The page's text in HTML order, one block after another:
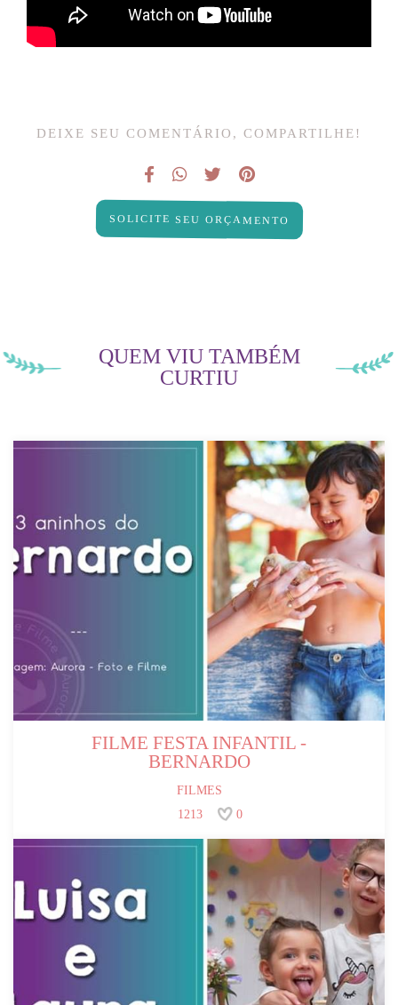
DEIXE SEU COMENTÁRIO, COMPARTILHE!
SOLICITE SEU ORÇAMENTO
QUEM VIU TAMBÉM
CURTIU
FILME FESTA INFANTIL -
BERNARDO
FILMES
1213
0